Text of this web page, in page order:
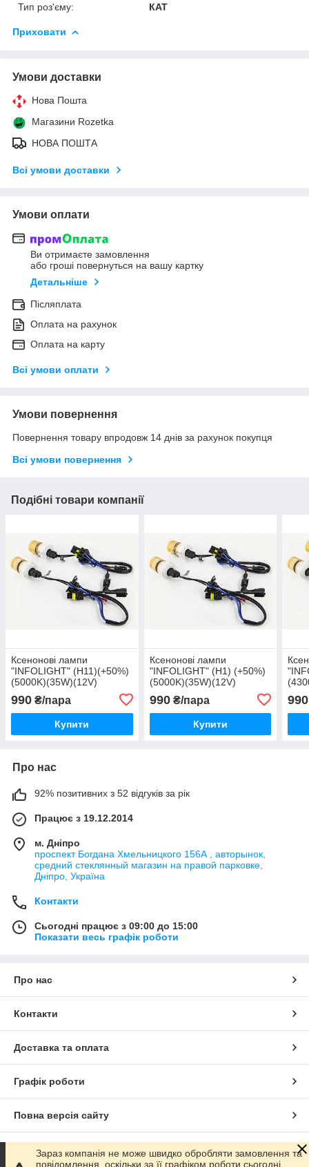
Тип роз'єму:
КАТ
Приховати
Умови доставки
Нова Пошта
Магазини Rozetka
НОВА ПОШТА
Всі умови доставки
Умови оплати
Ви отримаєте замовлення
або гроші повернуться на вашу картку
Детальніше
Післяплата
Оплата на рахунок
Оплата на карту
Всі умови оплати
Умови повернення
Повернення товару впродовж 14 днів за рахунок покупця
Всі умови повернення
Подібні товари компанії
Ксенонові лампи
"INFOLIGHT" (H11)(+50%)
(5000K)(35W)(12V)
990 ₴/пара
Купити
Ксенонові лампи
"INFOLIGHT" (H1) (+50%)
(5000K)(35W)(12V)
990₴/пара
Купити
990
Про нас
92% позитивних з 52 відгуків за рік
Працює з 19.12.2014
м. Дніпро
проспект Богдана Хмельницкого 156А , авторынок,
средний стеклянный магазин на правой парковке,
Дніпро, Україна
Контакти
Сьогодні працює з 09:00 до 15:00
Показати весь графік роботи
Про нас
Контакти
Доставка та оплата
Графік роботи
Повна версія сайту
Сайт створено на маркетплейсі Prom.ua
Зараз компанія не може швидко обробляти замовлення та
повідомлення, оскільки за її графіком роботи сьогодні